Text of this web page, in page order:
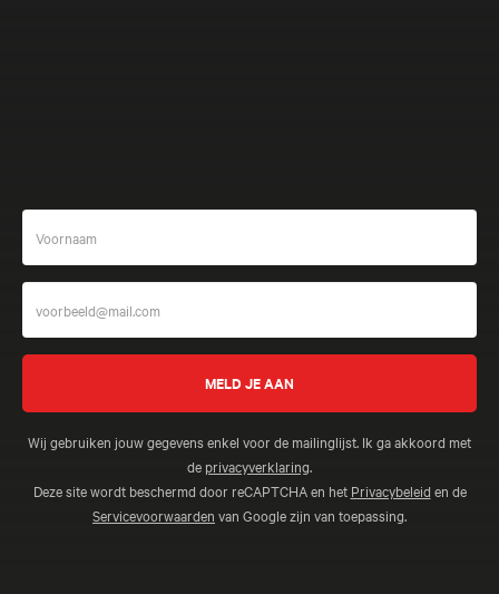
Wij gebruiken jouw gegevens enkel voor de mailinglijst. Ik ga akkoord met
de privacyverklaring.
Deze site wordt beschermd door reCAPTCHA en het Privacybeleid en de
Servicevoorwaarden van Google zijn van toepassing.